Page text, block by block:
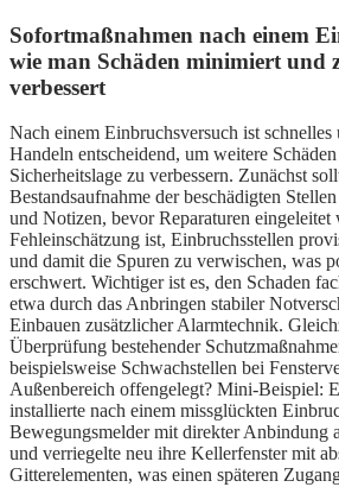
Sofortmaßnahmen nach einem
wie man Schäden minimiert und
verbessert
Nach einem Einbruchsversuch ist schnelles
Handeln entscheidend, um weitere
Sicherheitslage zu verbessern. Zunächst
Bestandsaufnahme der beschädigten
und Notizen, bevor Reparaturen eingeleitet
Fehleinschätzung ist, Einbruchsstellen
und damit die Spuren zu verwischen, was
erschwert. Wichtiger ist es, den Schaden
etwa durch das Anbringen stabiler
Einbauen zusätzlicher Alarmtechnik.
Überprüfung bestehender
beispielsweise Schwachstellen bei
Außenbereich offengelegt? Mini-Beispiel:
installierte nach einem missglückten
Bewegungsmelder mit direkter Anbindung
und verriegelte neu ihre Kellerfenster mit
Gitterelementen, was einen späteren